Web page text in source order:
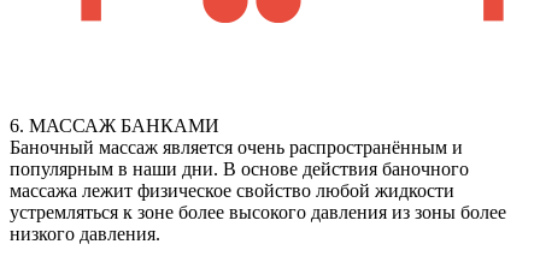
6. МАССАЖ БАНКАМИ
Баночный массаж является очень распространённым и
популярным в наши дни. В основе действия баночного
массажа лежит физическое свойство любой жидкости
устремляться к зоне более высокого давления из зоны более
низкого давления.